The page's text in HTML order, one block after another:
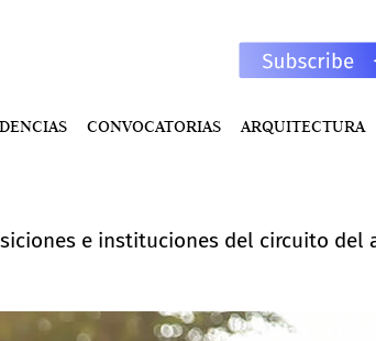
CONVOCATORIAS ARQUITECTURA
e instituciones del circuito del